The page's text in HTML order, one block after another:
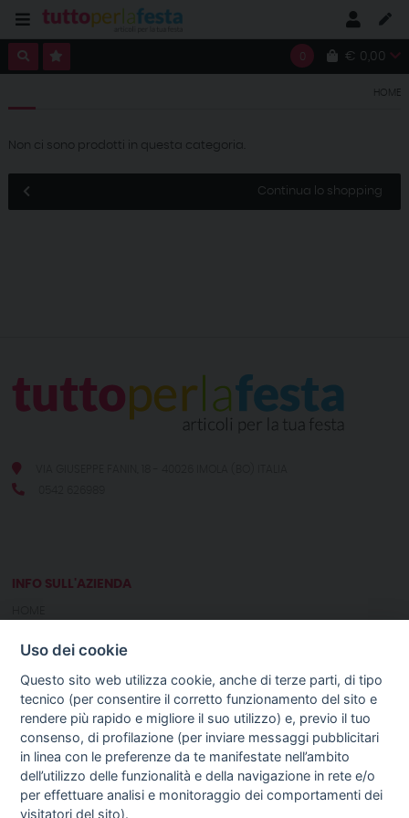
0 € 0,00
HOME
Non ci sono prodotti in questa categoria.
Continua lo shopping
INFO SULL'AZIENDA
NOTIZIE
GUIDA AGLI ACQUISTI
PROCEDURA DI ACQUISTO
DIRITTO DI RECESSO
SPEDIZIONI E COSTI
Uso dei cookie
Questo sito web utilizza cookie, anche di terze parti, di tipo
tecnico (per consentire il corretto funzionamento del sito e
rendere più rapido e migliore il suo utilizzo) e, previo il tuo
consenso, di profilazione (per inviare messaggi pubblicitari
in linea con le preferenze da te manifestate nell’ambito
dell’utilizzo delle funzionalità e della navigazione in rete e/o
per effettuare analisi e monitoraggio dei comportamenti dei
visitatori del sito).